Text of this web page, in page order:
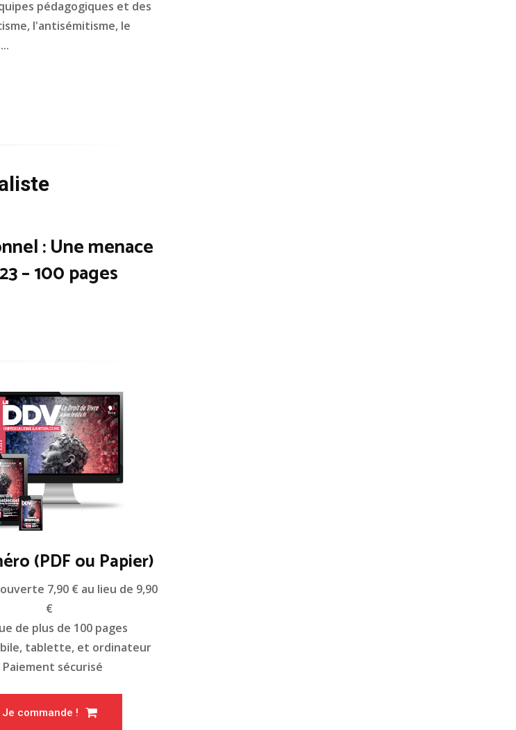
pédagogiques et des
l'antisémitisme, le
: Une menace
– 100 pages
(PDF ou Papier)
7,90 € au lieu de 9,90
€
de plus de 100 pages
tablette, et ordinateur
Paiement sécurisé
Je commande !